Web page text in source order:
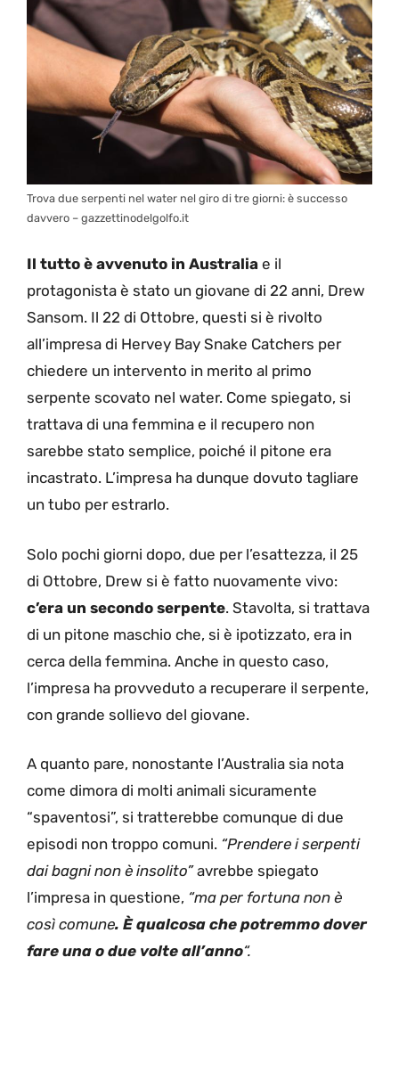
Trova due serpenti nel water nel giro di tre giorni: è successo
davvero – gazzettinodelgolfo.it
Il tutto è avvenuto in Australia e il
protagonista è stato un giovane di 22 anni, Drew
Sansom. Il 22 di Ottobre, questi si è rivolto
all’impresa di Hervey Bay Snake Catchers per
chiedere un intervento in merito al primo
serpente scovato nel water. Come spiegato, si
trattava di una femmina e il recupero non
sarebbe stato semplice, poiché il pitone era
incastrato. L’impresa ha dunque dovuto tagliare
un tubo per estrarlo.
Solo pochi giorni dopo, due per l’esattezza, il 25
di Ottobre, Drew si è fatto nuovamente vivo:
c’era un secondo serpente. Stavolta, si trattava
di un pitone maschio che, si è ipotizzato, era in
cerca della femmina. Anche in questo caso,
l’impresa ha provveduto a recuperare il serpente,
con grande sollievo del giovane.
A quanto pare, nonostante l’Australia sia nota
come dimora di molti animali sicuramente
“spaventosi”, si tratterebbe comunque di due
episodi non troppo comuni. “Prendere i serpenti
dai bagni non è insolito”avrebbe spiegato
l’impresa in questione, “ma per fortuna non è
così comune. È qualcosa che potremmo dover
fare una o due volte all’anno“.